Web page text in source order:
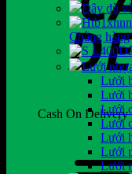
Cash On Delivery
Dây dù
Chằng hàng
Lưới
Lưới
Lưới
Lưới
Lưới
Lưới
Lưới
Lưới